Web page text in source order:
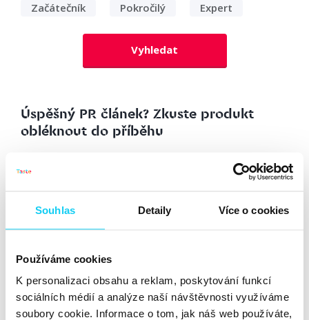
Souhlas Detaily Více o cookies
Používáme cookies
K personalizaci obsahu a reklam, poskytování funkcí
sociálních médií a analýze naší návštěvnosti využíváme
soubory cookie. Informace o tom, jak náš web používáte,
Začátečník Pokročilý Expert
Vyhledat
Úspěšný PR článek? Zkuste produkt
obléknout do příběhu
24. 7. 2020
Tématu, jak napsat článek, aby ho lidé četli, jsme se už
linkbuildingu. A dnes se zaměříme na další specifický
jak v...Číst dále »